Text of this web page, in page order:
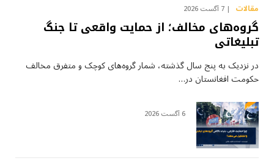
مقالات 7 آگست 2026
گروه‌های مخالف؛ از حمایت واقعی تا جنگ
تبلیغاتی
در نزدیک به پنج سال گذشته، شمار گروه‌های کوچک و متفرق مخالف
حکومت افغانستان در…
6 آگست 2026